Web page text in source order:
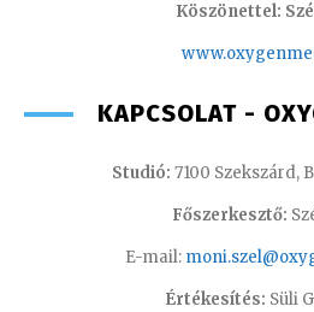
Köszönettel:
KAPCSOLAT -
Studió: 7100 Szekszárd,
Főszerkesztő:
E-mail:
Értékesítés: Süli